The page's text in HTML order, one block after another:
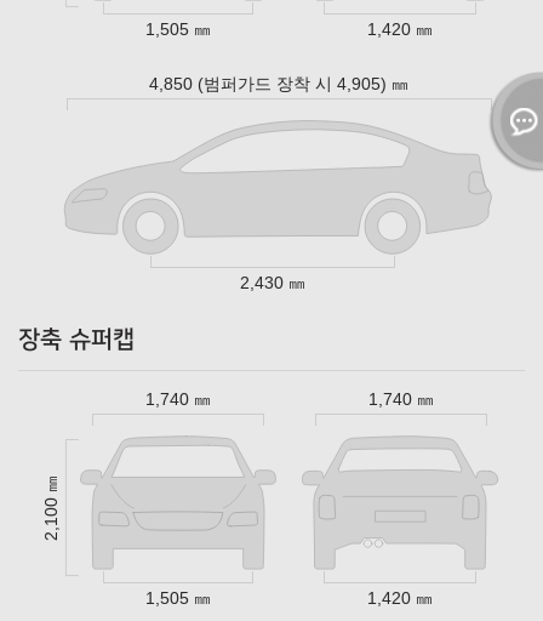
1,505 ㎜ 1,420 ㎜
4,850 (범퍼가드 장착 시 4,905) ㎜
2,430 ㎜
장축 슈퍼캡
1,740 ㎜ 1,740 ㎜
2,100 ㎜
1,505 ㎜ 1,420 ㎜